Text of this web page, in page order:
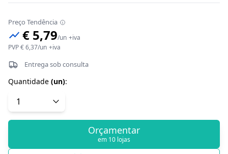
Preço Tendência
€ 5,79/un +iva
PVP€ 6,37/un +iva
Entrega sob consulta
Quantidade (un):
Orçamentar
em 10 lojas